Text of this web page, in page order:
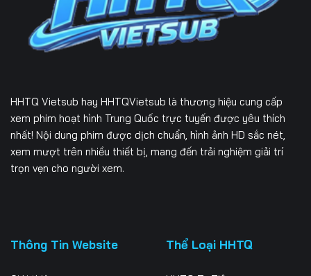
Tập 166 Tập 167 Tập 168
Tập 169
Tập 175 Tập 176 Tập 177
Tập 178 Tập 179 Tập 180
Tập 181
Tập 187 Tập 189
HHTQ Vietsub hay HHTQVietsub là thương hiệu cung cấp
xem phim hoạt hình Trung Quốc trực tuyến được yêu thích
nhất! Nội dung phim được dịch chuẩn, hình ảnh HD sắc nét,
xem mượt trên nhiều thiết bị, mang đến trải nghiệm giải trí
trọn vẹn cho người xem.
Thông Tin Website Thể Loại HHTQ